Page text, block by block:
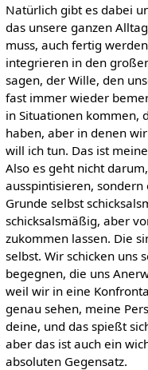
Natürlich gibt es dabei
das unsere ganzen
muss, auch fertig
integrieren in den
sagen, der Wille, den
fast immer wieder
in Situationen kommen,
haben, aber in denen
will ich tun. Das ist
Also es geht nicht
ausspintisieren,
Grunde selbst
schicksalsmäßig, aber
zukommen lassen. Die
selbst. Wir schicken uns
begegnen, die uns
weil wir in eine
genau sehen, meine
deine, und das spießt
aber das ist auch ein
absoluten Gegensatz.